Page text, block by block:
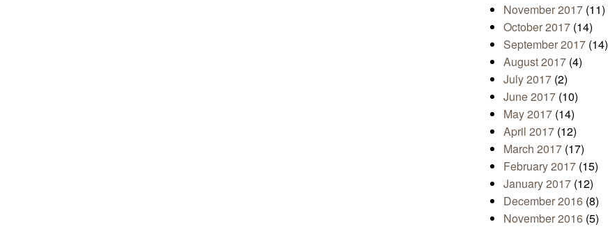
November 2017 (11)
October 2017 (14)
September 2017 (14)
August 2017 (4)
July 2017 (2)
June 2017 (10)
May 2017 (14)
April 2017 (12)
March 2017 (17)
February 2017 (15)
January 2017 (12)
December 2016 (8)
November 2016 (5)